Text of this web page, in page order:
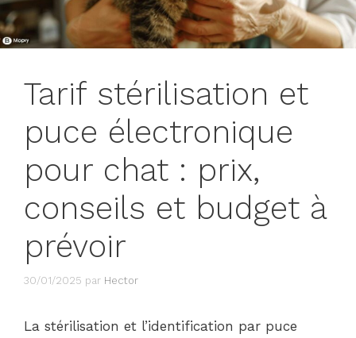
Tarif stérilisation et
puce électronique
pour chat : prix,
conseils et budget à
prévoir
30/01/2025 par Hector
La stérilisation et l’identification par puce